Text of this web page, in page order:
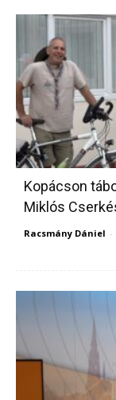
Kopácson
Miklós
Racsmány Dániel -